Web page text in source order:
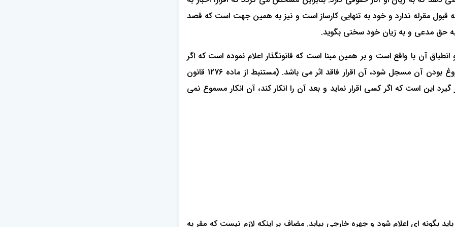
قبول مقرله ندارد و خود به تنهایی کارساز است و نیز به همین جهت است که قصد
به حق مدعی و به زیان خود سخنی بگوید.
آن با واقع است و بر همین مبنا است که قانونگذار اعلام نموده است که اگر
مشخص شود که اقرار به دروغ بیان شده است و برای دادگاه دروغ بودن آن مسجل شود، آن اقرار فاقد اثر می باشد. (مستنبط از ماده 1276 قانون
این است که اگر کسی اقرار نماید و بعد آن را انکار کند، آن انکار مسموع نمی
باید بگونه ای اعلام شود و چهره خارجی بیابد. مضاف بر اینکه لازم نیست که مقر به